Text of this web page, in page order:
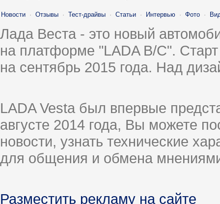
Новости · Отзывы · Тест-драйвы · Статьи · Интервью · Фото ·
Лада Веста - это новый
на платформе "LADA B/C".
на сентябрь 2015 года. Над
LADA Vesta был впервые
августе 2014 года, Вы можете
новости, узнать технические
для общения и обмена
Разместить рекламу на сайте